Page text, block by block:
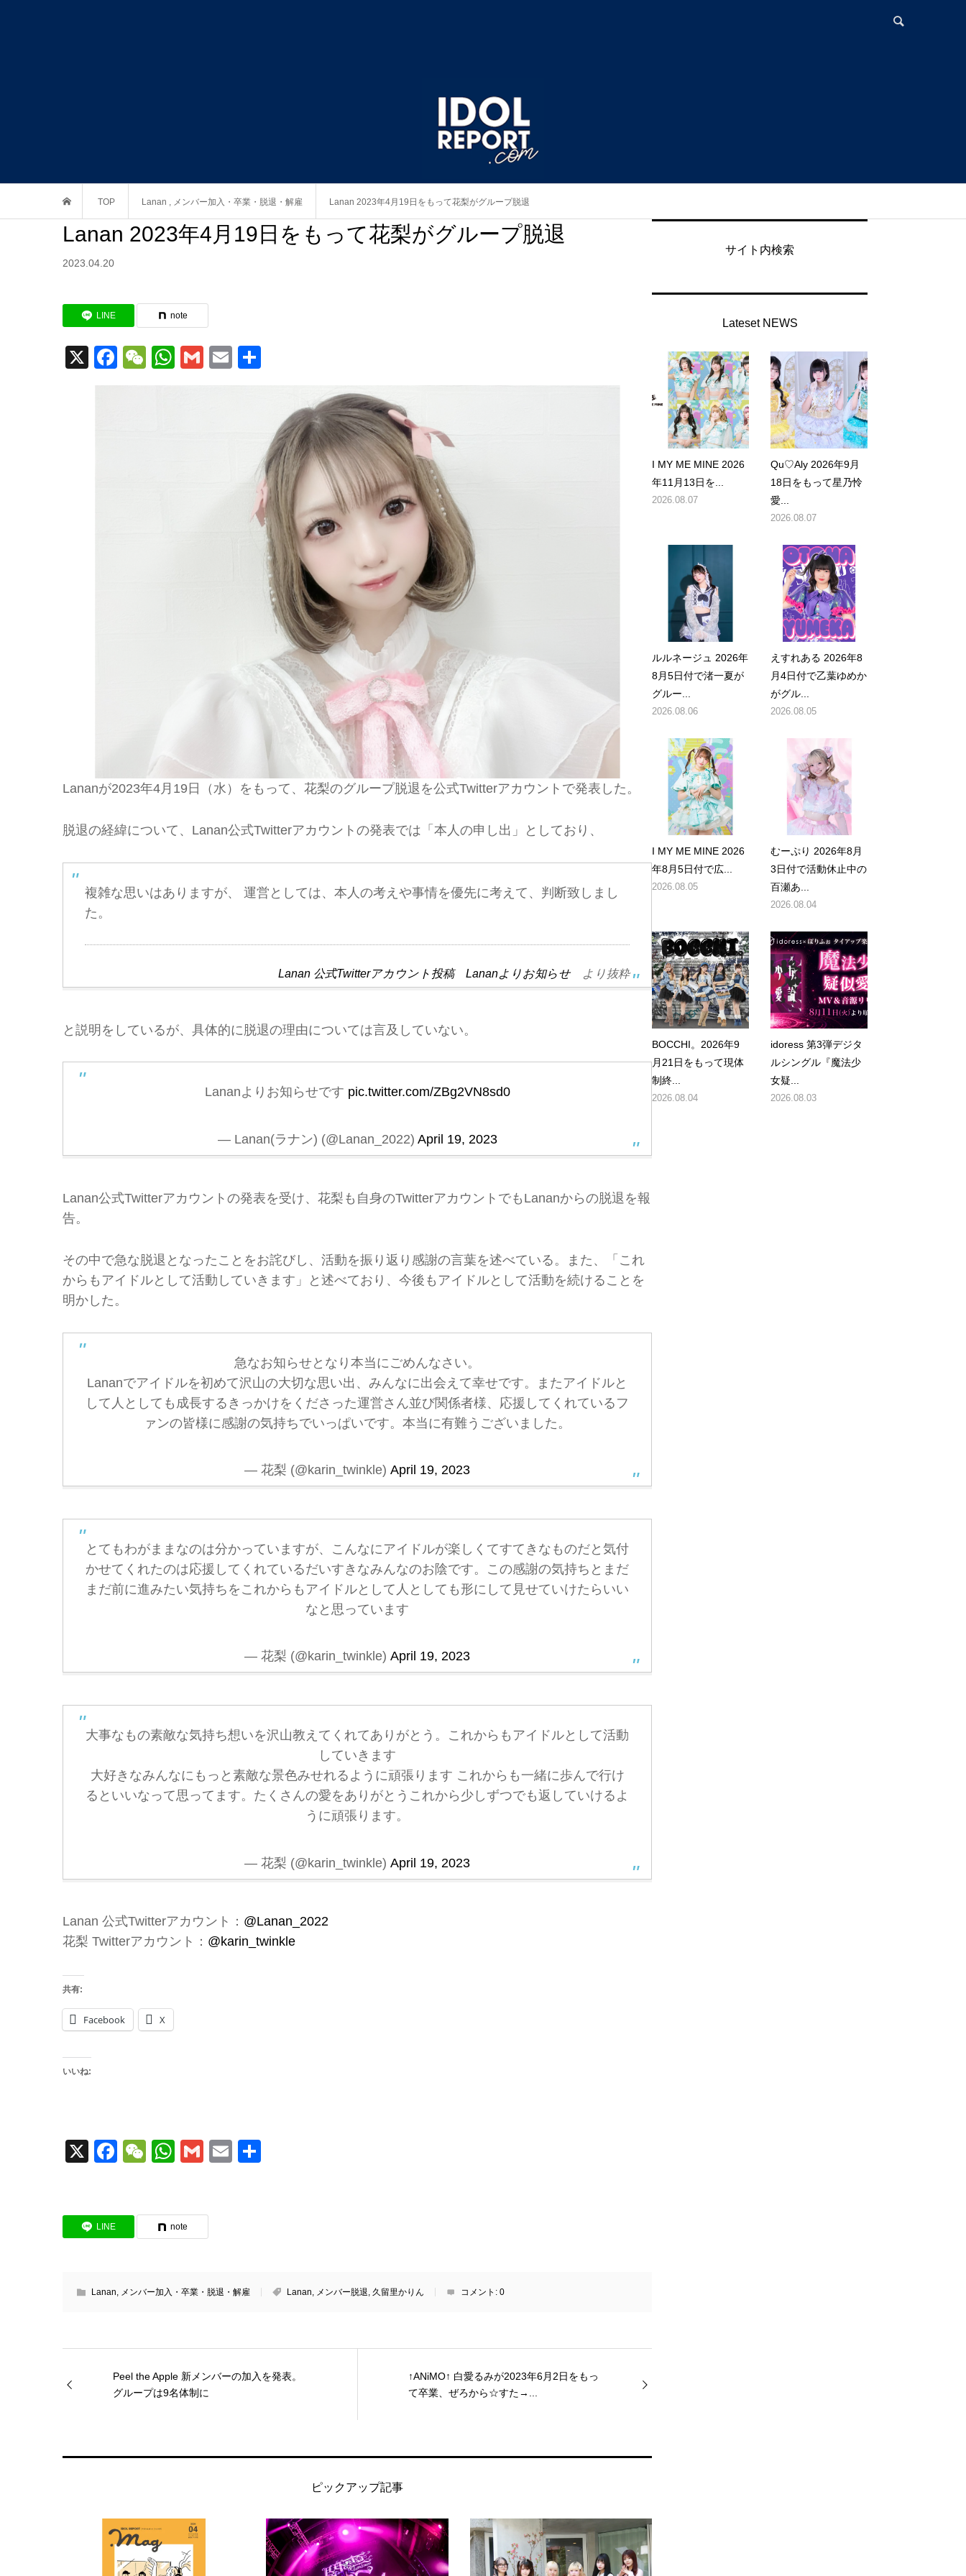
TOP Lanan , メンバー加入・卒業・脱退・解雇 Lanan 2023年4月19日をもって花梨がグループ脱退
Lanan 2023年4月19日をもって花梨がグループ脱退
2023.04.20
LINE note
X Facebook
WeChat
WhatsApp
GmailEmail
Lananが2023年4月19日（水）をもって、花梨のグループ脱退を公式Twitterアカウントで発表した。
脱退の経緯について、Lanan公式Twitterアカウントの発表では「本人の申し出」としており、
複雑な思いはありますが、 運営としては、本人の考えや事情を優先に考えて、判断致しまし
た。
Lanan 公式Twitterアカウント投稿 Lananよりお知らせより抜粋
と説明をしているが、具体的に脱退の理由については言及していない。
Lananよりお知らせです pic.twitter.com/ZBg2VN8sd0
— Lanan(ラナン) (@Lanan_2022) April 19, 2023
Lanan公式Twitterアカウントの発表を受け、花梨も自身のTwitterアカウントでもLananからの脱退を報
告。
その中で急な脱退となったことをお詫びし、活動を振り返り感謝の言葉を述べている。また、「これ
からもアイドルとして活動していきます」と述べており、今後もアイドルとして活動を続けることを
明かした。
急なお知らせとなり本当にごめんなさい。
Lananでアイドルを初めて沢山の大切な思い出、みんなに出会えて幸せです。またアイドルと
して人としても成長するきっかけをくださった運営さん並び関係者様、応援してくれているフ
ァンの皆様に感謝の気持ちでいっぱいです。本当に有難うございました。
— 花梨 (@karin_twinkle) April 19, 2023
とてもわがままなのは分かっていますが、こんなにアイドルが楽しくてすてきなものだと気付
かせてくれたのは応援してくれているだいすきなみんなのお陰です。この感謝の気持ちとまだ
まだ前に進みたい気持ちをこれからもアイドルとして人としても形にして見せていけたらいい
なと思っています
— 花梨 (@karin_twinkle) April 19, 2023
大事なもの素敵な気持ち想いを沢山教えてくれてありがとう。これからもアイドルとして活動
していきます
大好きなみんなにもっと素敵な景色みせれるように頑張ります これからも一緒に歩んで行け
るといいなって思ってます。たくさんの愛をありがとうこれから少しずつでも返していけるよ
うに頑張ります。
— 花梨 (@karin_twinkle) April 19, 2023
Lanan 公式Twitterアカウント： @Lanan_2022
花梨 Twitterアカウント： @karin_twinkle
共有:
Facebook X
いいね:
X Facebook
WeChat
WhatsApp
GmailEmail
LINE note
Lanan, メンバー加入・卒業・脱退・解雇 Lanan, メンバー脱退, 久留里かりん コメント: 0
Peel the Apple 新メンバーの加入を発表。
グループは9名体制に
↑ANiMO↑ 白愛るみが2023年6月2日をもっ
て卒業、ぜろから☆すた→...
ピックアップ記事
サイト内検索
Lateset NEWS
I MY ME MINE 2026
年11月13日を...
2026.08.07
Qu♡Aly 2026年9月
18日をもって星乃怜
愛...
2026.08.07
ルルネージュ 2026年
8月5日付で渚一夏が
グルー...
2026.08.06
えすれある 2026年8
月4日付で乙葉ゆめか
がグル...
2026.08.05
I MY ME MINE 2026
年8月5日付で広...
2026.08.05
むーぷり 2026年8月
3日付で活動休止中の
百瀬あ...
2026.08.04
BOCCHI。2026年9
月21日をもって現体
制終...
2026.08.04
idoress 第3弾デジタ
ルシングル『魔法少
女疑...
2026.08.03